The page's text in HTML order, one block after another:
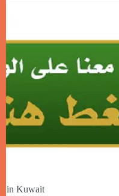
in Kuwait